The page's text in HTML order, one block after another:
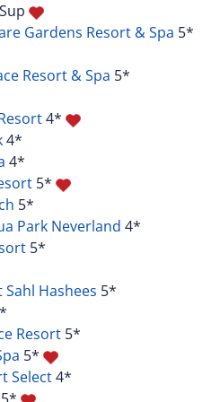
Gardens Resort & Spa 5*
Resort & Spa 5*
4*
4*
4*
5*
5*
Park Neverland 4*
5*
Hashees 5*
Resort 5*
5*
Select4*